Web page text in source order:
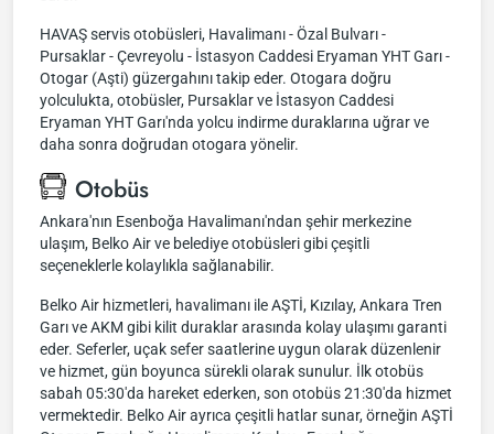
HAVAŞ servis otobüsleri, Havalimanı - Özal Bulvarı -
Pursaklar - Çevreyolu - İstasyon Caddesi Eryaman YHT Garı -
Otogar (Aşti) güzergahını takip eder. Otogara doğru
yolculukta, otobüsler, Pursaklar ve İstasyon Caddesi
Eryaman YHT Garı'nda yolcu indirme duraklarına uğrar ve
daha sonra doğrudan otogara yönelir.
Otobüs
Ankara'nın Esenboğa Havalimanı'ndan şehir merkezine
ulaşım, Belko Air ve belediye otobüsleri gibi çeşitli
seçeneklerle kolaylıkla sağlanabilir.
Belko Air hizmetleri, havalimanı ile AŞTİ, Kızılay, Ankara Tren
Garı ve AKM gibi kilit duraklar arasında kolay ulaşımı garanti
eder. Seferler, uçak sefer saatlerine uygun olarak düzenlenir
ve hizmet, gün boyunca sürekli olarak sunulur. İlk otobüs
sabah 05:30'da hareket ederken, son otobüs 21:30'da hizmet
vermektedir. Belko Air ayrıca çeşitli hatlar sunar, örneğin AŞTİ